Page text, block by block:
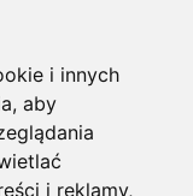
i innych
aby
i reklamy,
Czytaj więcej